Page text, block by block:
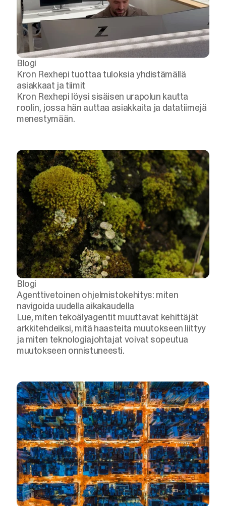
Blogi
Kron Rexhepi tuottaa tuloksia yhdistämällä
asiakkaat ja tiimit
Kron Rexhepi löysi sisäisen urapolun kautta
roolin, jossa hän auttaa asiakkaita ja datatiimejä
menestymään.
Blogi
Agenttivetoinen ohjelmistokehitys: miten
navigoida uudella aikakaudella
Lue, miten tekoälyagentit muuttavat kehittäjät
arkkitehdeiksi, mitä haasteita muutokseen liittyy
ja miten teknologiajohtajat voivat sopeutua
muutokseen onnistuneesti.